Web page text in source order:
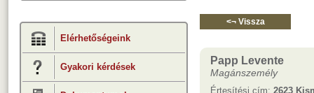
Elérhetőségeink
Gyakori kérdések
<¬ Vissza
Papp Levente
Magánszemély
Értesítési cím: 2623